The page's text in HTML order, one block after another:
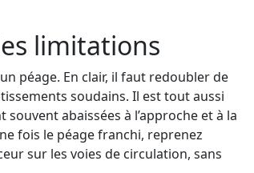
limitations
péage. En clair, il faut redoubler de
soudains. Il est tout aussi
abaissées à l’approche et à la
fois le péage franchi, reprenez
sur les voies de circulation, sans